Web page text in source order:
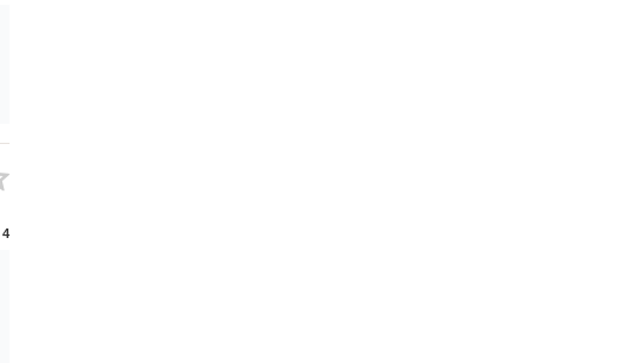
4